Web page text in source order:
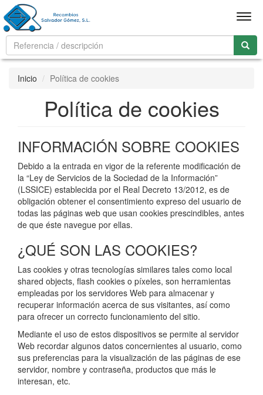
Inicio Política de cookies
Política de cookies
INFORMACIÓN SOBRE COOKIES
Debido a la entrada en vigor de la referente modificación de
la “Ley de Servicios de la Sociedad de la Información”
(LSSICE) establecida por el Real Decreto 13/2012, es de
obligación obtener el consentimiento expreso del usuario de
todas las páginas web que usan cookies prescindibles, antes
de que éste navegue por ellas.
¿QUÉ SON LAS COOKIES?
Las cookies y otras tecnologías similares tales como local
shared objects, flash cookies o píxeles, son herramientas
empleadas por los servidores Web para almacenar y
recuperar información acerca de sus visitantes, así como
para ofrecer un correcto funcionamiento del sitio.
Mediante el uso de estos dispositivos se permite al servidor
Web recordar algunos datos concernientes al usuario, como
sus preferencias para la visualización de las páginas de ese
servidor, nombre y contraseña, productos que más le
interesan, etc.